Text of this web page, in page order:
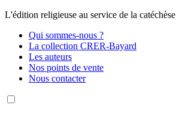
L'édition religieuse au service de la catéchèse
Qui sommes-nous ?
La collection CRER-Bayard
Les auteurs
Nos points de vente
Nous contacter